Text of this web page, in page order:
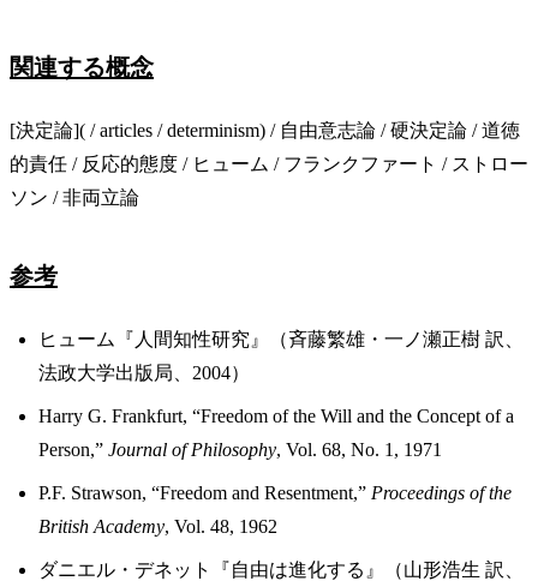
関連する概念
[決定論]( / articles / determinism) / 自由意志論 / 硬決定論 / 道徳
的責任 / 反応的態度 / ヒューム / フランクファート / ストロー
ソン / 非両立論
参考
ヒューム『人間知性研究』（斉藤繁雄・一ノ瀬正樹 訳、
法政大学出版局、2004）
Harry G. Frankfurt, “Freedom of the Will and the Concept of a
Person,” Journal of Philosophy, Vol. 68, No. 1, 1971
P.F. Strawson, “Freedom and Resentment,” Proceedings of the
British Academy, Vol. 48, 1962
ダニエル・デネット『自由は進化する』（山形浩生 訳、